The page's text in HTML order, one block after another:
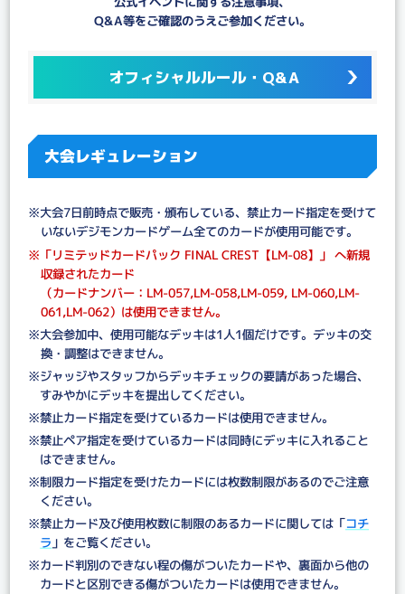
Q&A等をご確認のうえご参加ください。
オフィシャルルール・Q&A
大会レギュレーション
※大会7日前時点で販売・頒布している、禁止カード指定を受けて
いないデジモンカードゲーム全てのカードが使用可能です。
※「リミテッドカードパック FINAL CREST【LM-08】」 へ新規
収録されたカード
（カードナンバー：LM-057,LM-058,LM-059, LM-060,LM-
061,LM-062）は使用できません。
※大会参加中、使用可能なデッキは1人1個だけです。デッキの交
換・調整はできません。
※ジャッジやスタッフからデッキチェックの要請があった場合、
すみやかにデッキを提出してください。
※禁止カード指定を受けているカードは使用できません。
※禁止ペア指定を受けているカードは同時にデッキに入れること
はできません。
※制限カード指定を受けたカードには枚数制限があるのでご注意
ください。
※禁止カード及び使用枚数に制限のあるカードに関しては「コチ
ラ 」をご覧ください。
※カード判別のできない程の傷がついたカードや、裏面から他の
カードと区別できる傷がついたカードは使用できません。